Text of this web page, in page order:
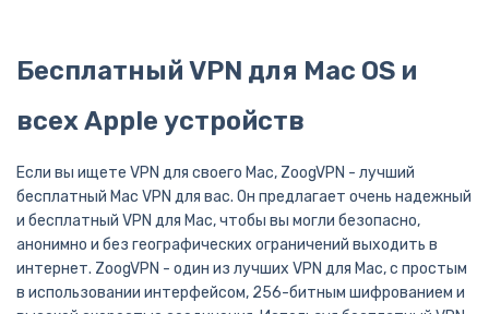
Бесплатный VPN для Maс OS и
всех Apple устройств
Если вы ищете VPN для своего Mac, ZoogVPN - лучший
бесплатный Mac VPN для вас. Он предлагает очень надежный
и бесплатный VPN для Mac, чтобы вы могли безопасно,
анонимно и без географических ограничений выходить в
интернет. ZoogVPN - один из лучших VPN для Mac, с простым
в использовании интерфейсом, 256-битным шифрованием и